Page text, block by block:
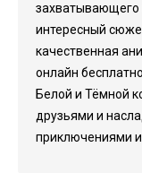
захватывающего
интересный
качественная
онлайн
Белой и Тёмной
друзьями и
приключениями